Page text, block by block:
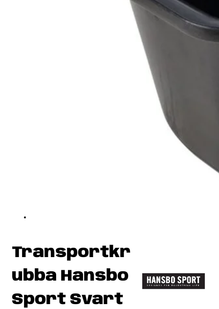
Transportkr
ubba Hansbo
Sport Svart